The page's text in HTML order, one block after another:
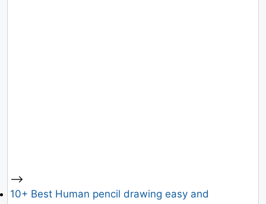
-->
10+ Best Human pencil drawing easy and